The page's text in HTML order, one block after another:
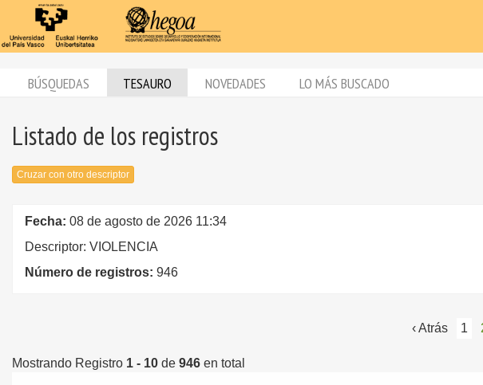
BÚSQUEDAS TESAURO NOVEDADES LO MÁS BUSCADO
Listado de los registros
Cruzar con otro descriptor
Fecha: 08 de agosto de 2026 11:34
Descriptor: VIOLENCIA
Número de registros: 946
‹ Atrás 1
Mostrando Registro 1 - 10 de 946 en total